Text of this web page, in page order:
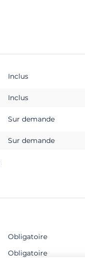
Inclus
Inclus
Sur demande
Sur demande
Obligatoire
Obligatoire